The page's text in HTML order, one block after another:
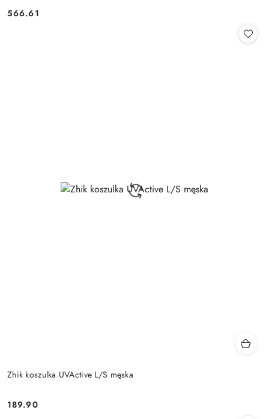
Cena:
566.61
Zhik koszulka UVActive L/S męska
Cena:
189.90